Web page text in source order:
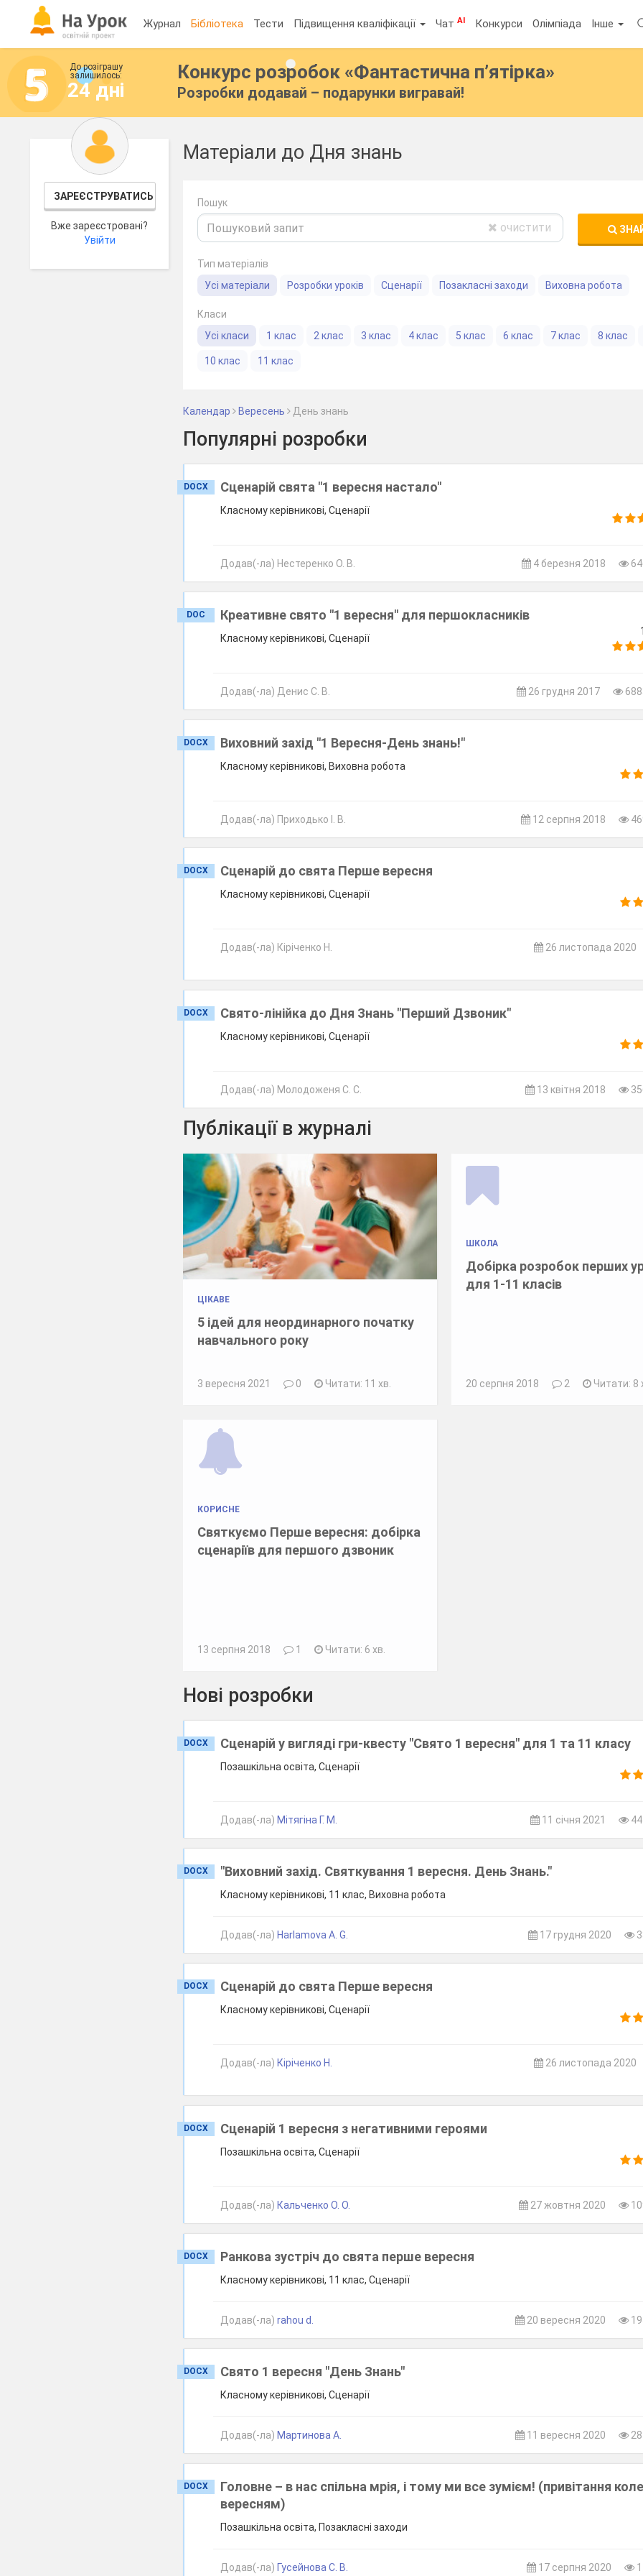
Журнал Бібліотека Тести Підвищення кваліфікації ЧатAI Конкурси Олімпіада Інше
До розіграшу
залишилось:
24 дні
Конкурс розробок «Фантастична п’ятірка»
Розробки додавай – подарунки вигравай!
ЗАРЕЄСТРУВАТИСЬ
Вже зареєстровані?
Увійти
Матеріали до Дня знань
Пошук
очистити
Тип матеріалів
Усі матеріали
Розробки уроків Сценарії Позакласні заходи Виховна робота
Класи
Усі класи
1 клас 2 клас 3 клас 4 клас 5 клас 6 клас 7 клас 8 клас
10 клас 11 клас
Календар Вересень День знань
Популярні розробки
DOCX Cценарій свята "1 вересня настало"
Класному керівникові, Сценарії
Додав(-ла) Нестеренко О. В. 4 березня 2018
DOC Креативне свято "1 вересня" для першокласників
Класному керівникові, Сценарії
Додав(-ла) Денис С. В. 26 грудня 2017
DOCX Виховний захід "1 Вересня-День знань!"
Класному керівникові, Виховна робота
Додав(-ла) Приходько І. В. 12 серпня 2018
DOCX Сценарій до свята Перше вересня
Класному керівникові, Сценарії
Додав(-ла) Кіріченко Н. 26 листопада 2020
DOCX Свято-лінійка до Дня Знань "Перший Дзвоник"
Класному керівникові, Сценарії
Додав(-ла) Молодоженя С. С. 13 квітня 2018
Публікації в журналі
ЦІКАВЕ
5 ідей для неординарного початку
навчального року
3 вересня 2021 0 Читати: 11 хв.
ШКОЛА
Добірка розробок перших
для 1-11 класів
20 серпня 2018 2 Читати: 8
КОРИСНЕ
Святкуємо Перше вересня: добірка
сценаріїв для першого дзвоник
13 серпня 2018 1 Читати: 6 хв.
Нові розробки
DOCX Сценарій у вигляді гри-квесту "Свято 1 вересня" для 1 та 11 класу
Позашкільна освіта, Сценарії
Додав(-ла) Мітягіна Г. М. 11 січня 2021
DOCX "Виховний захід. Святкування 1 вересня. День Знань."
Класному керівникові, 11 клас, Виховна робота
Додав(-ла) Harlamova A. G. 17 грудня 2020
DOCX Сценарій до свята Перше вересня
Класному керівникові, Сценарії
Додав(-ла) Кіріченко Н. 26 листопада 2020
DOCX Сценарій 1 вересня з негативними героями
Позашкільна освіта, Сценарії
Додав(-ла) Кальченко О. О. 27 жовтня 2020
DOCX Ранкова зустріч до свята перше вересня
Класному керівникові, 11 клас, Сценарії
Додав(-ла)rahou d. 20 вересня 2020
DOCX Свято 1 вересня "День Знань"
Класному керівникові, Сценарії
Додав(-ла) Мартинова А. 11 вересня 2020
DOCX
Головне – в нас спільна мрія, і тому ми все зумієм! (привітання
вересням)
Позашкільна освіта, Позакласні заходи
Додав(-ла) Гусейнова С. В. 17 серпня 2020